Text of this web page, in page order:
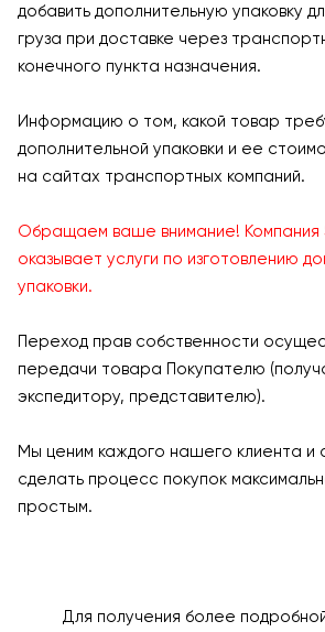
добавить дополнительную упаковку
груза при доставке через
конечного пункта назначения.
Информацию о том, какой товар
дополнительной упаковки и ее
на сайтах транспортных компаний.
Обращаем ваше внимание! Компания
оказывает услуги по изготовлению
упаковки.
Переход прав собственности
передачи товара Покупателю
экспедитору, представителю).
Мы ценим каждого нашего клиента и
сделать процесс покупок
простым.
Для получения более